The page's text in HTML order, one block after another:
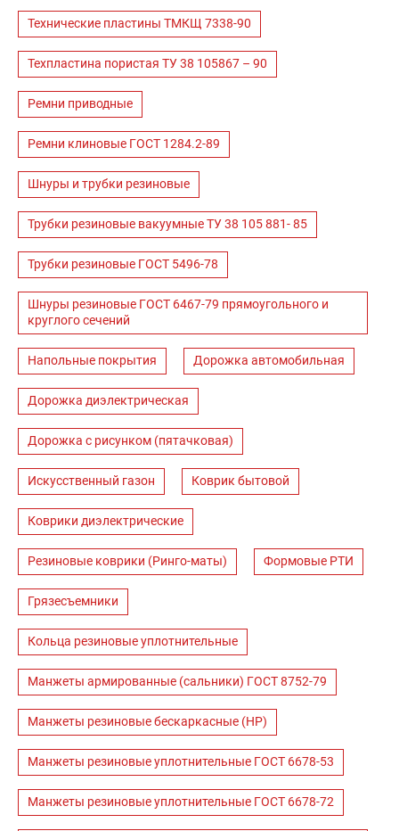
Технические пластины ТМКЩ 7338-90
Техпластина пористая ТУ 38 105867 – 90
Ремни приводные
Ремни клиновые ГОСТ 1284.2-89
Шнуры и трубки резиновые
Трубки резиновые вакуумные ТУ 38 105 881- 85
Трубки резиновые ГОСТ 5496-78
Шнуры резиновые ГОСТ 6467-79 прямоугольного и
круглого сечений
Напольные покрытия Дорожка автомобильная
Дорожка диэлектрическая
Дорожка с рисунком (пятачковая)
Искусственный газон Коврик бытовой
Коврики диэлектрические
Резиновые коврики (Ринго-маты) Формовые РТИ
Грязесъемники
Кольца резиновые уплотнительные
Манжеты армированные (сальники) ГОСТ 8752-79
Манжеты резиновые бескаркасные (НР)
Манжеты резиновые уплотнительные ГОСТ 6678-53
Манжеты резиновые уплотнительные ГОСТ 6678-72